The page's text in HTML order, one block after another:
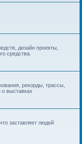
дизайн проекты,
средства.
рекорды, трассы,
о выставках
заставляет людей